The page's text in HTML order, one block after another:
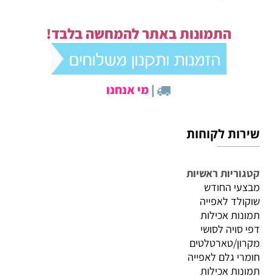
התמונות באתר להמחשה בלבד!
|מי אנחנו
שירות לקוחות
קטגוריות ראשיות
מבצעי החודש
שוקולד לאפייה
תמונות אכילות
דפי סויה לסושי
מקרון/טארטלטים
חומרי גלם לאפייה
תמונות אכילות